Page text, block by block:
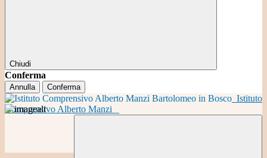
Chiudi
Conferma
Annulla Conferma
Istituto
Comprensivo Alberto Manzi